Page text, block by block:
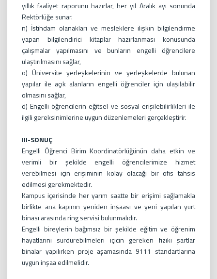
yıllık faaliyet raporunu hazırlar, her yıl Aralık ayı sonunda
Rektörlüğe sunar.
n) İstihdam olanakları ve mesleklere ilişkin bilgilendirme
yapan bilgilendirici kitaplar hazırlanması konusunda
çalışmalar yapılmasını ve bunların engelli öğrencilere
ulaştırılmasını sağlar,
o) Üniversite yerleşkelerinin ve yerleşkelerde bulunan
yapılar ile açık alanların engelli öğrenciler için ulaşılabilir
olmasını sağlar,
ö) Engelli öğrencilerin eğitsel ve sosyal erişilebilirlikleri ile
ilgili gereksinimlerine uygun düzenlemeleri gerçekleştirir.
III-SONUÇ
Engelli Öğrenci Birim Koordinatörlüğünün daha etkin ve
verimli bir şekilde engelli öğrencilerimize hizmet
verebilmesi için erişiminin kolay olacağı bir ofis tahsis
edilmesi gerekmektedir.
Kampus içerisinde her yarım saatte bir erişimi sağlamakla
birlikte ana kapının yeniden inşaası ve yeni yapılan yurt
binası arasında ring servisi bulunmalıdır.
Engelli bireylerin bağımsız bir şekilde eğitim ve öğrenim
hayatlarını sürdürebilmeleri içicin gereken fiziki şartlar
binalar yapılırken proje aşamasında 9111 standartlarına
uygun inşaa edilmelidir.